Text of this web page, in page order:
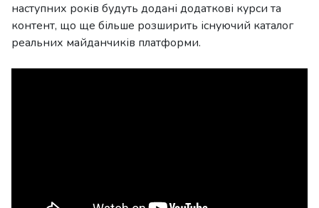
наступних років будуть додані додаткові курси та
контент, що ще більше розширить існуючий каталог
реальних майданчиків платформи.